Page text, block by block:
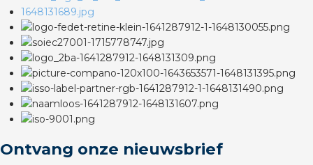
Ontvang onze nieuwsbrief